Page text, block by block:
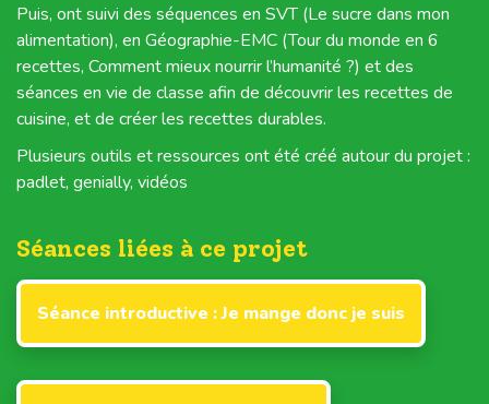
Puis, ont suivi des séquences en SVT (Le sucre dans mon
alimentation), en Géographie-EMC (Tour du monde en 6
recettes, Comment mieux nourrir l’humanité ?) et des
séances en vie de classe afin de découvrir les recettes de
cuisine, et de créer les recettes durables.
Plusieurs outils et ressources ont été créé autour du projet :
padlet, genially, vidéos
Séances liées à ce projet
Séance introductive : Je mange donc je suis